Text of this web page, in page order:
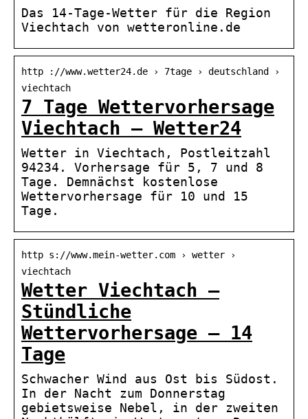
Das 14-Tage-Wetter für die Region
Viechtach von wetteronline.de
http ://www.wetter24.de › 7tage › deutschland ›
viechtach
7 Tage Wettervorhersage
Viechtach – Wetter24
Wetter in Viechtach, Postleitzahl
94234. Vorhersage für 5, 7 und 8
Tage. Demnächst kostenlose
Wettervorhersage für 10 und 15
Tage.
http s://www.mein-wetter.com › wetter ›
viechtach
Wetter Viechtach –
Stündliche
Wettervorhersage – 14
Tage
Schwacher Wind aus Ost bis Südost.
In der Nacht zum Donnerstag
gebietsweise Nebel, in der zweiten